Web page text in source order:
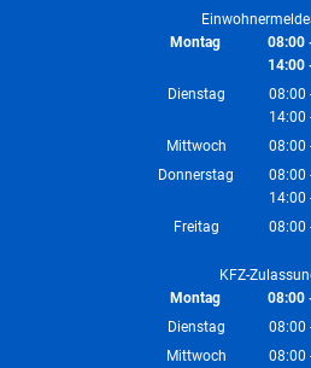
Montag
08:00
14:00
Dienstag 08:00
14:00
Mittwoch 08:00
Donnerstag 08:00
14:00
Freitag 08:00
KFZ-
Montag
08:00
Dienstag 08:00
Mittwoch 08:00